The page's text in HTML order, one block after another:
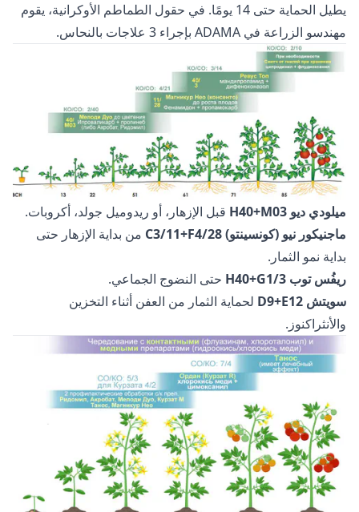
يطيل الحماية حتى 14 يومًا. في حقول الطماطم الأوكرانية، يقوم
مهندسو الزراعة في ADAMA بإجراء 3 علاجات بالنحاس.
ميلودي ديو H40+M03
قبل الإزهار، أو ريدوميل جولد، أكروبات.
ماجنيكور نيو (كونسينتو) C3/11+F4/28
من بداية الإزهار حتى
بداية نمو الثمار.
ريفُس توب H40+G1/3
حتى النضوج الجماعي.
سويتش D9+E12
لحماية الثمار من العفن أثناء التخزين
والأنثراكنوز.